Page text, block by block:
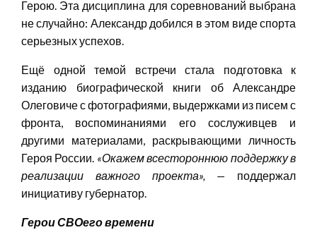
Герою. Эта дисциплина для соревнований выбрана
не случайно: Александр добился в этом виде спорта
серьезных успехов.
Ещё одной темой встречи стала подготовка к
изданию биографической книги об Александре
Олеговиче с фотографиями, выдержками из писем с
фронта, воспоминаниями его сослуживцев и
другими материалами, раскрывающими личность
Героя России. «Окажем всестороннюю поддержку в
реализации важного проекта», — поддержал
инициативу губернатор.
ГероиСВОеговремени